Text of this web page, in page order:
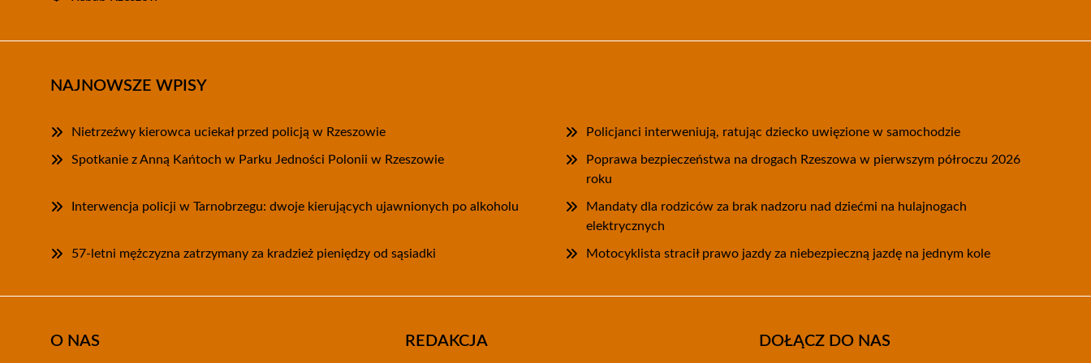
NAJNOWSZE WPISY
Nietrzeźwy kierowca uciekał przed policją w Rzeszowie Policjanci interweniują, ratując dziecko uwięzione w samochodzie
Spotkanie z Anną Kańtoch w Parku Jedności Polonii w Rzeszowie
Poprawa bezpieczeństwa na drogach Rzeszowa w pierwszym półroczu 2026
roku
Interwencja policji w Tarnobrzegu: dwoje kierujących ujawnionych po alkoholu
Mandaty dla rodziców za brak nadzoru nad dziećmi na hulajnogach
elektrycznych
57-letni mężczyzna zatrzymany za kradzież pieniędzy od sąsiadki Motocyklista stracił prawo jazdy za niebezpieczną jazdę na jednym kole
O NAS REDAKCJA DOŁĄCZ DO NAS